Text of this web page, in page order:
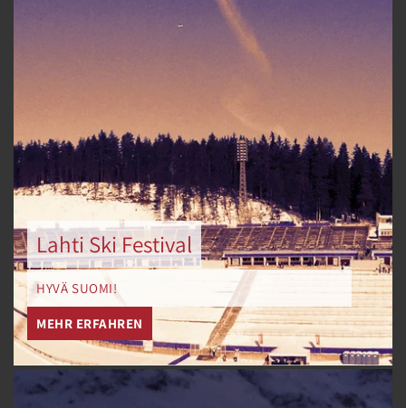
Lahti Ski Festival
HYVÄ SUOMI!
MEHR ERFAHREN